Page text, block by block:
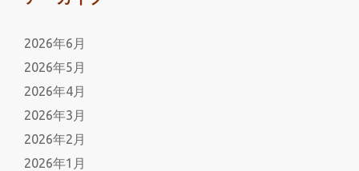
2026年6月
2026年5月
2026年4月
2026年3月
2026年2月
2026年1月